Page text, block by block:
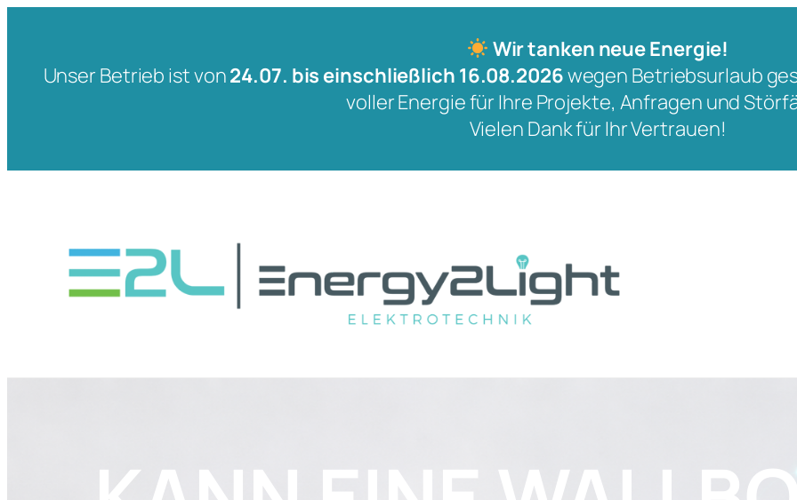
Wir tanken neue Energie!
Unser Betrieb ist von24.07. bis einschließlich 16.08.2026wegen Betriebsurlaub
voller Energie für Ihre Projekte, Anfragen und
Vielen Dank für Ihr Vertrauen!